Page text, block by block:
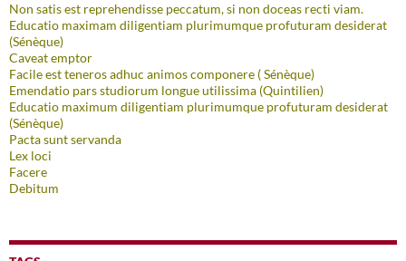
Non satis est reprehendisse peccatum, si non doceas recti viam.
Educatio maximam diligentiam plurimumque profuturam desiderat
(Sénèque)
Caveat emptor
Facile est teneros adhuc animos componere ( Sénèque)
Emendatio pars studiorum longue utilissima (Quintilien)
Educatio maximum diligentiam plurimumque profuturam desiderat
(Sénèque)
Pacta sunt servanda
Lex loci
Facere
Debitum